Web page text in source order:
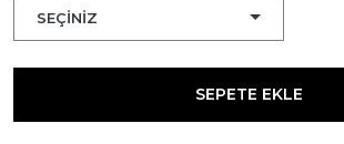
SEPETE EKLE